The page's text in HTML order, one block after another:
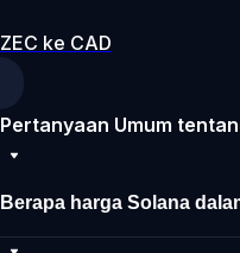
ZEC ke CAD
Pertanyaan Umum
Berapa harga Solana